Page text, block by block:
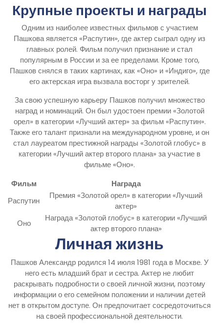
Крупные проекты и награды
Одним из наиболее известных фильмов с участием
Пашкова является «Распутин», где актер сыграл одну из
главных ролей. Фильм получил признание и стал
популярным в России и за ее пределами. Кроме того,
Пашков снялся в таких картинах, как «Оно» и «Индиго», где
его актерская игра вызвала восторг у зрителей.
За свою успешную карьеру Пашков получил множество
наград и номинаций. Он был удостоен премии «Золотой
орел» в категории «Лучший актер» за фильм «Распутин».
Также его талант признали на международном уровне, и он
стал лауреатом престижной награды «Золотой глобус» в
категории «Лучший актер второго плана» за участие в
фильме «Оно».
Фильм
Награда
Распутин
Премия «Золотой орел» в категории «Лучший
актер»
Оно
Награда «Золотой глобус» в категории «Лучший
актер второго плана»
Личная жизнь
Пашков Александр родился 14 июля 1981 года в Москве. У
него есть младший брат и сестра. Актер не любит
раскрывать подробности о своей личной жизни, поэтому
информации о его семейном положении и наличии детей
нет в открытом доступе. Он предпочитает сосредоточиться
на своей профессиональной деятельности.